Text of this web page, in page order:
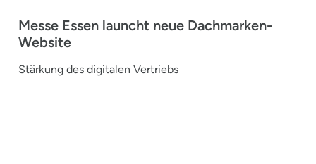
Messe Essen launcht neue Dachmarken-
Website
Stärkung des digitalen Vertriebs